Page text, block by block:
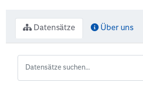
Datensätze Über uns